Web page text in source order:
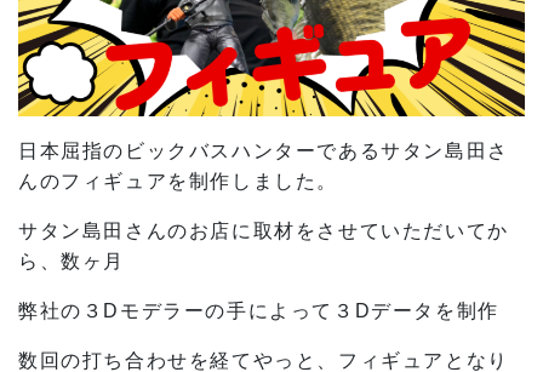
日本屈指のビックバスハンターであるサタン島田さ
んのフィギュアを制作しました。
サタン島田さんのお店に取材をさせていただいてか
ら、数ヶ月
弊社の３Dモデラーの手によって３Dデータを制作
数回の打ち合わせを経てやっと、フィギュアとなり